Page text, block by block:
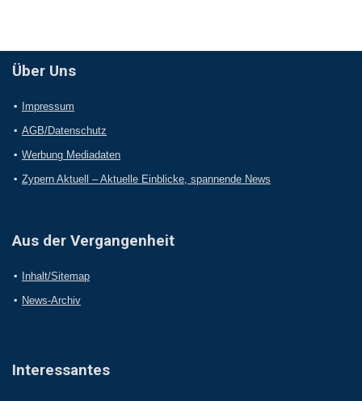
Über Uns
Impressum
AGB/Datenschutz
Werbung Mediadaten
Zypern Aktuell – Aktuelle Einblicke, spannende News
Aus der Vergangenheit
Inhalt/Sitemap
News-Archiv
Interessantes